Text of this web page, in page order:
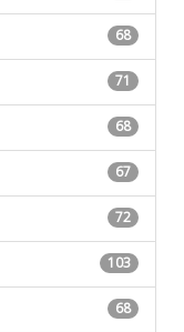
68
71
68
67
72
103
68